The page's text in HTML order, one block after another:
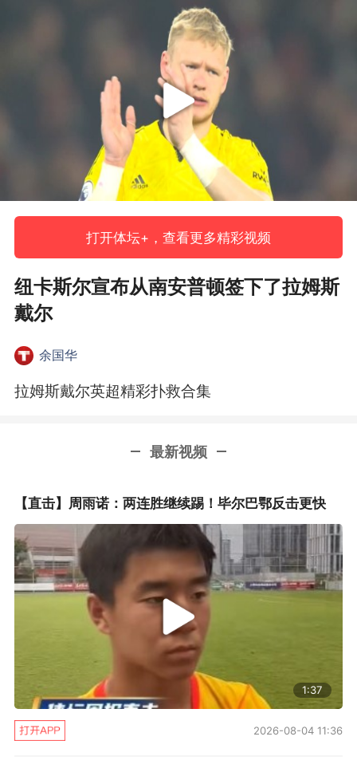
打开体坛+，查看更多精彩视频
纽卡斯尔宣布从南安普顿签下了拉姆斯
戴尔
余国华
拉姆斯戴尔英超精彩扑救合集
最新视频
【直击】周雨诺：两连胜继续踢！毕尔巴鄂反击更快
1:37
2026-08-04 11:36